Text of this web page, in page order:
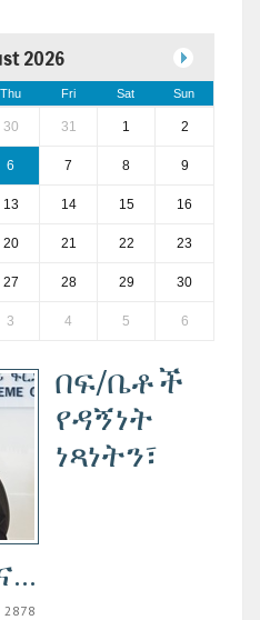
2026
Thu Fri Sat Sun
30 31 1 2
6 7 8 9
13 14 15 16
20 21 22 23
27 28 29 30
3 4 5 6
በፍ/ቤቶች
የዳኝነት
ነጻነትን፣
2878